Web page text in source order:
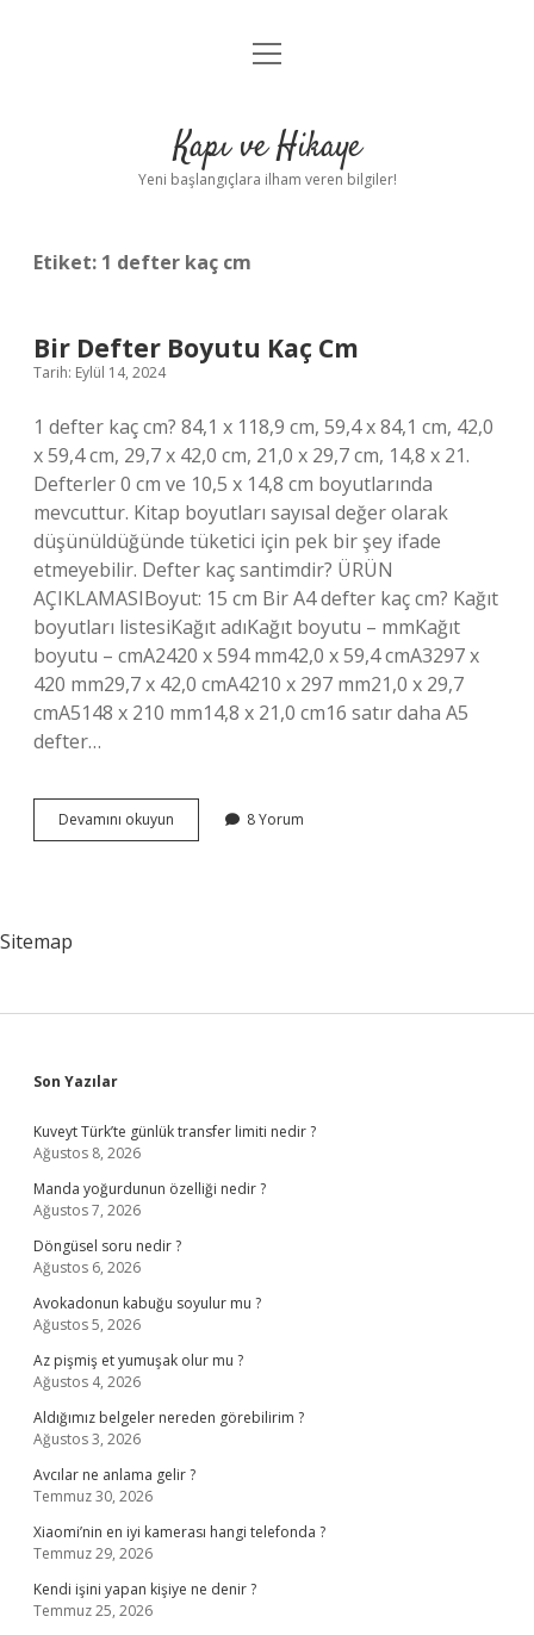
Anasayfa
Yasal Uyarı
menüyü
Kapı ve Hikaye
Yeni başlangıçlara ilham veren bilgiler!
Etiket: 1 defter kaç cm
Bir Defter Boyutu Kaç Cm
Tarih: Eylül 14, 2024
1 defter kaç cm? 84,1 x 118,9 cm, 59,4 x 84,1 cm, 42,0
x 59,4 cm, 29,7 x 42,0 cm, 21,0 x 29,7 cm, 14,8 x 21.
Defterler 0 cm ve 10,5 x 14,8 cm boyutlarında
mevcuttur. Kitap boyutları sayısal değer olarak
düşünüldüğünde tüketici için pek bir şey ifade
etmeyebilir. Defter kaç santimdir? ÜRÜN
AÇIKLAMASIBoyut: 15 cm Bir A4 defter kaç cm? Kağıt
boyutları listesiKağıt adıKağıt boyutu – mmKağıt
boyutu – cmA2420 x 594 mm42,0 x 59,4 cmA3297 x
420 mm29,7 x 42,0 cmA4210 x 297 mm21,0 x 29,7
cmA5148 x 210 mm14,8 x 21,0 cm16 satır daha A5
defter…
Devamını okuyun
Defter
8 Yorum
Sitemap
Sidebar
Son Yazılar
Kuveyt Türk’te günlük transfer limiti nedir ?
Ağustos 8, 2026
Manda yoğurdunun özelliği nedir ?
Ağustos 7, 2026
Döngüsel soru nedir ?
Ağustos 6, 2026
Avokadonun kabuğu soyulur mu ?
Ağustos 5, 2026
Az pişmiş et yumuşak olur mu ?
Ağustos 4, 2026
Aldığımız belgeler nereden görebilirim ?
Ağustos 3, 2026
Avcılar ne anlama gelir ?
Temmuz 30, 2026
Xiaomi’nin en iyi kamerası hangi telefonda ?
Temmuz 29, 2026
Kendi işini yapan kişiye ne denir ?
Temmuz 25, 2026